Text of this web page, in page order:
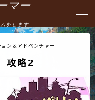
マー
をします
ョン＆アドベンチャー
略2